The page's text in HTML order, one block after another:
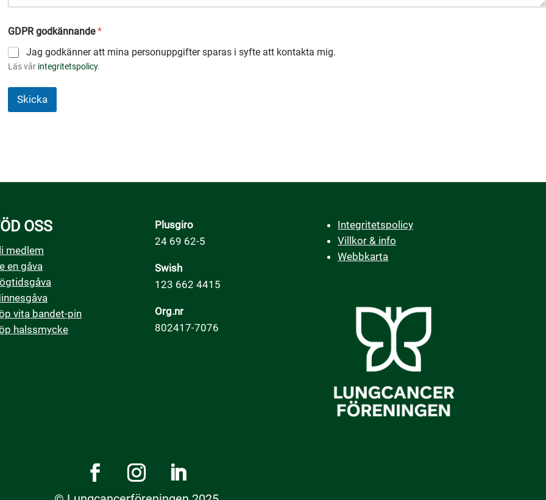
GDPR godkännande*
Jag godkänner att mina personuppgifter sparas i syfte att kontakta mig.
Läs vår integritetspolicy.
Skicka
a
i
e
:
OSS
medlem
en gåva
vita bandet-pin
halssmycke
Plusgiro
24 69 62-5
Swish
123 662 4415
Org.nr
802417-7076
Integritetspolicy
Villkor & info
Webbkarta